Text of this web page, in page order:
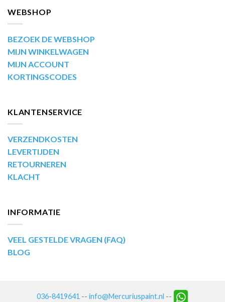
WEBSHOP
BEZOEK DE WEBSHOP
MIJN WINKELWAGEN
MIJN ACCOUNT
KORTINGSCODES
KLANTENSERVICE
VERZENDKOSTEN
LEVERTIJDEN
RETOURNEREN
KLACHT
INFORMATIE
VEEL GESTELDE VRAGEN (FAQ)
BLOG
036-8419641 -- info@Mercuriuspaint.nl --